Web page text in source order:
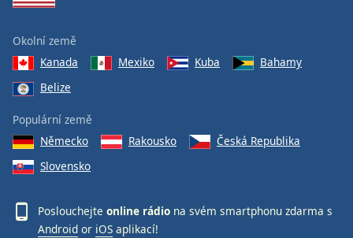
Okolní země
Kanada
Mexiko Kuba
Bahamy
Belize
Populární země
Německo
Rakousko
Česká Republika
Slovensko
Poslouchejte online rádio na svém smartphonu zdarma s
Android or iOS aplikací!